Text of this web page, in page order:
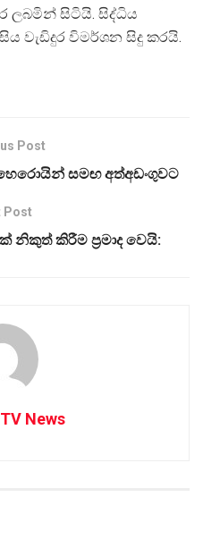
ලබමින් සිටියි. සිද්ධිය
වැඩිදුර විමර්ශන සිදු කරයි.
Post
සමඟ අත්අඩංගුවට
Post
නිකුත් කිරීම ප්‍රමාද වෙයි:
News